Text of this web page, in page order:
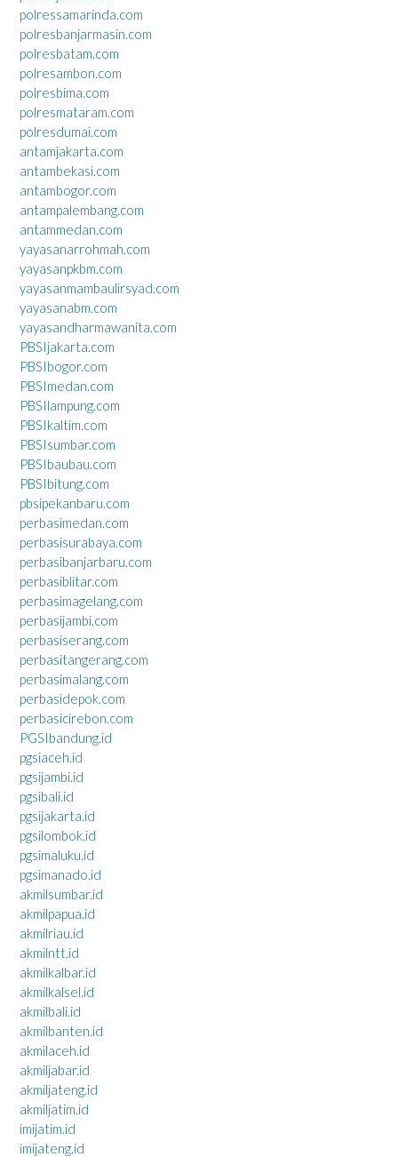
polressamarinda.com
polresbanjarmasin.com
polresbatam.com
polresambon.com
polresbima.com
polresmataram.com
polresdumai.com
antamjakarta.com
antambekasi.com
antambogor.com
antampalembang.com
antammedan.com
yayasanarrohmah.com
yayasanpkbm.com
yayasanmambaulirsyad.com
yayasanabm.com
yayasandharmawanita.com
PBSIjakarta.com
PBSIbogor.com
PBSImedan.com
PBSIlampung.com
PBSIkaltim.com
PBSIsumbar.com
PBSIbaubau.com
PBSIbitung.com
pbsipekanbaru.com
perbasimedan.com
perbasisurabaya.com
perbasibanjarbaru.com
perbasiblitar.com
perbasimagelang.com
perbasijambi.com
perbasiserang.com
perbasitangerang.com
perbasimalang.com
perbasidepok.com
perbasicirebon.com
PGSIbandung.id
pgsiaceh.id
pgsijambi.id
pgsibali.id
pgsijakarta.id
pgsilombok.id
pgsimaluku.id
pgsimanado.id
akmilsumbar.id
akmilpapua.id
akmilriau.id
akmilntt.id
akmilkalbar.id
akmilkalsel.id
akmilbali.id
akmilbanten.id
akmilaceh.id
akmiljabar.id
akmiljateng.id
akmiljatim.id
imijatim.id
imijateng.id